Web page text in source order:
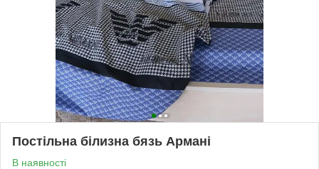
Постільна білизна бязь Армані
В наявності